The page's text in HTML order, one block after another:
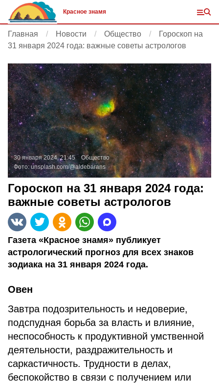
Красное знамя
Главная Новости Общество
Гороскоп на
31 января 2024 года: важные советы астрологов
30 января 2024, 21:45
Общество
Фото:unsplash.com/@aldebarans
Гороскоп на 31 января 2024 года:
важные советы астрологов
Газета «Красное знамя» публикует
астрологический прогноз для всех знаков
зодиака на 31 января 2024 года.
Овен
Завтра подозрительность и недоверие,
подспудная борьба за власть и влияние,
неспособность к продуктивной умственной
деятельности, раздражительность и
саркастичность. Трудности в делах,
беспокойство в связи с получением или